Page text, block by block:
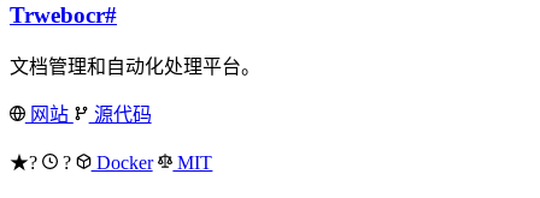
Trwebocr#
文档管理和自动化处理平台。
网站 源代码
★? ? Docker MIT